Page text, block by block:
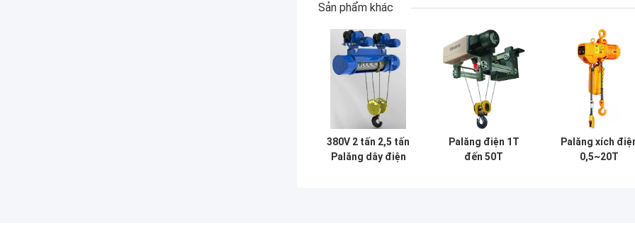
Sản phẩm khác
380V 2 tấn 2,5 tấn
Palăng dây điện
Palăng điện 1T
đến 50T
Palăng xích
0,5~20T